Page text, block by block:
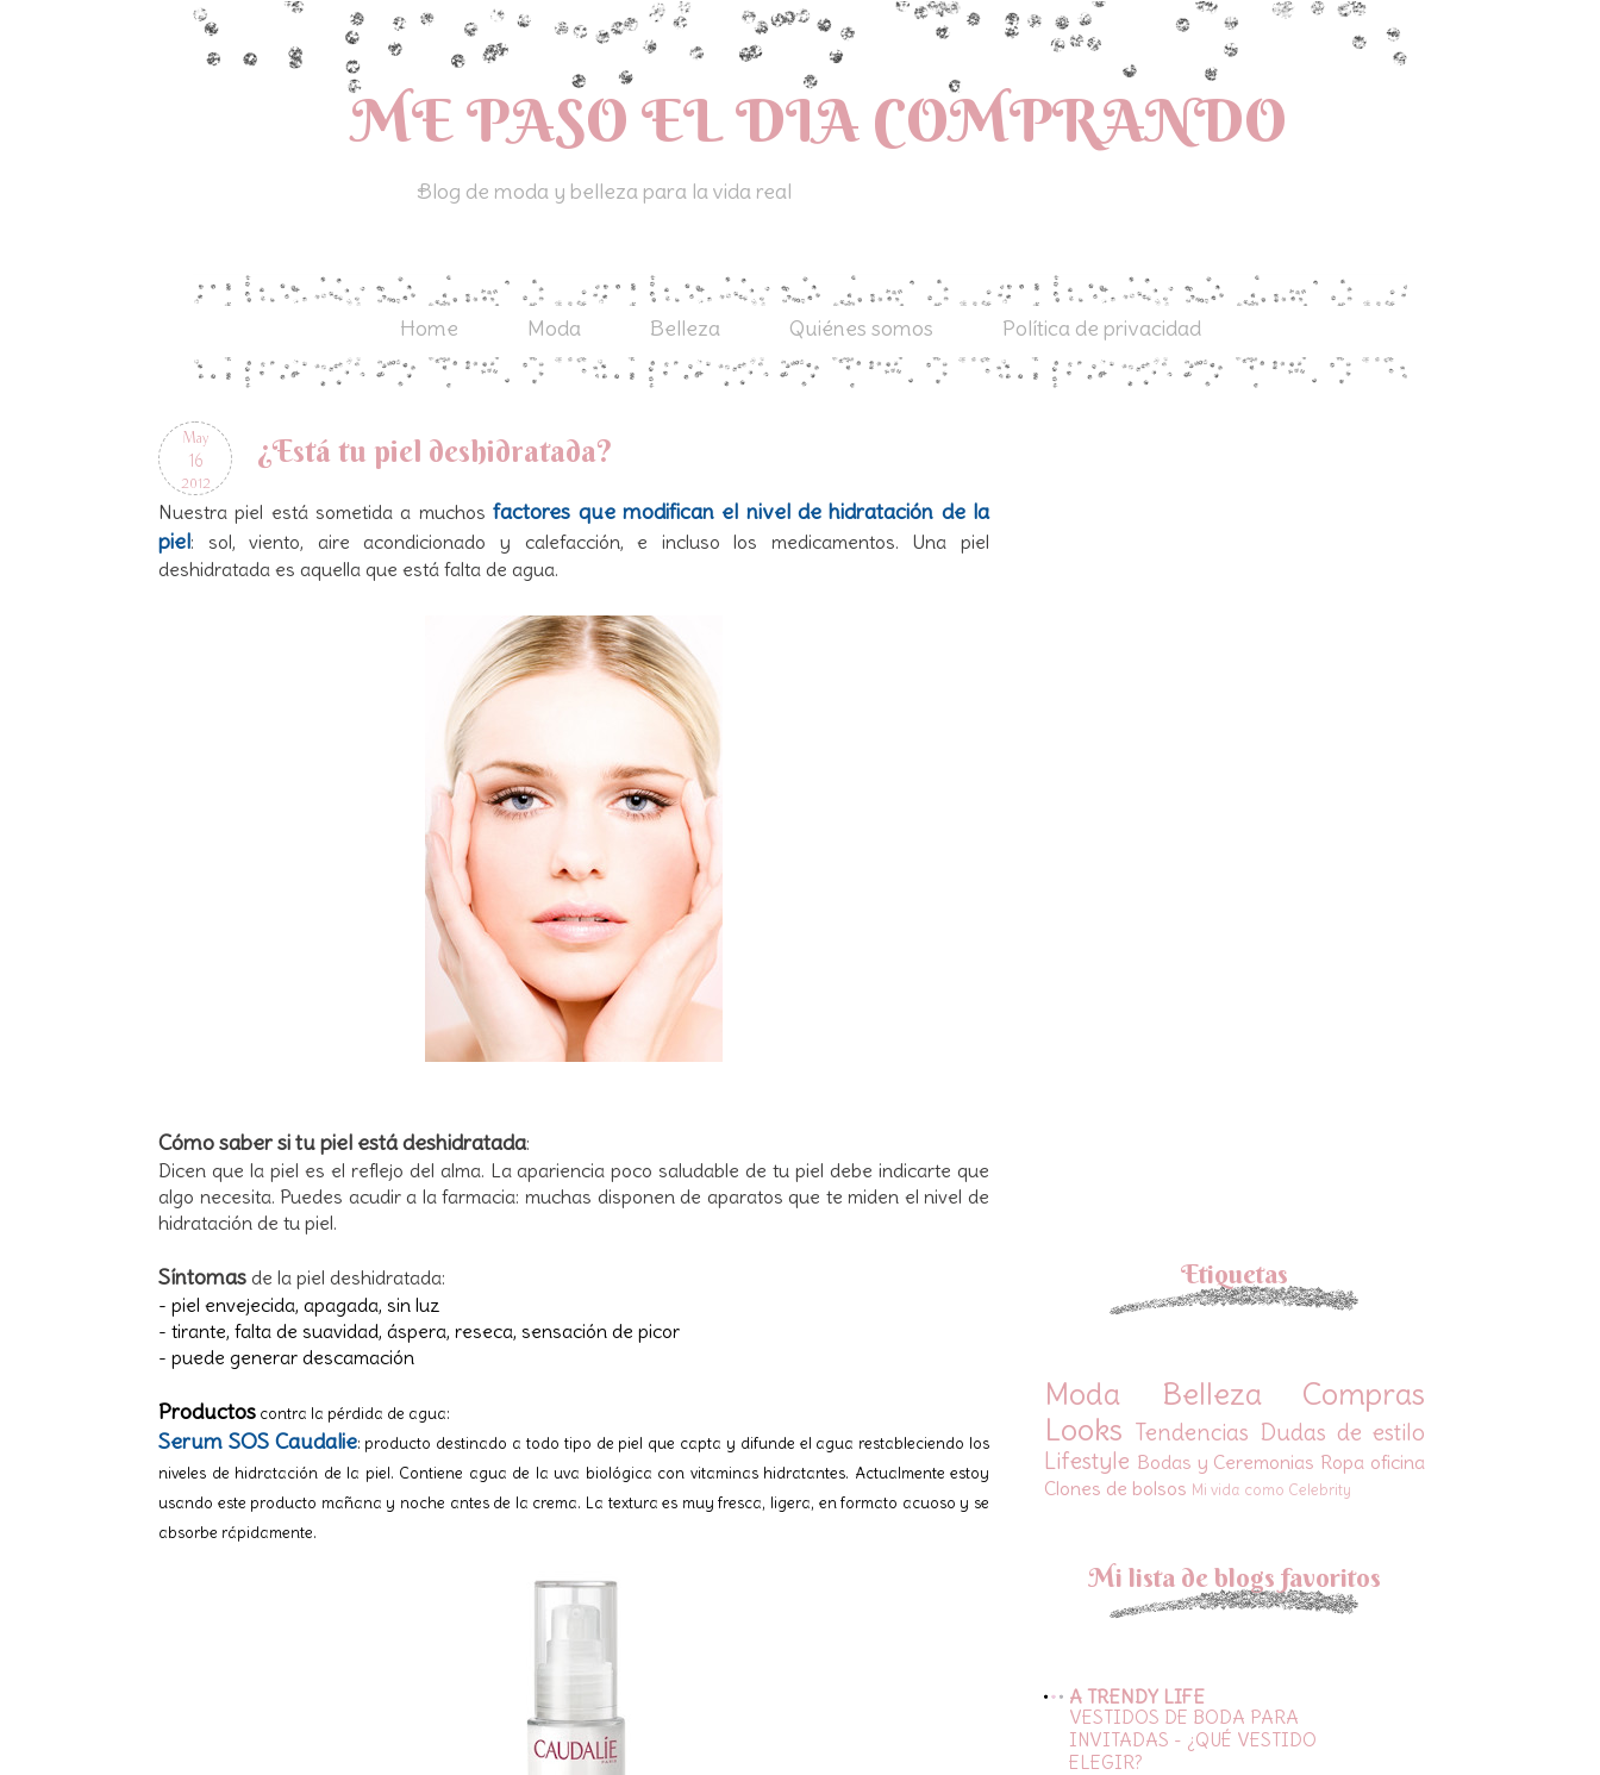
ME PASO EL DIA COMPRANDO
Blog de moda y belleza para la vida real
Home Moda Belleza Quiénes somos Política de privacidad
May
16
2012
¿Está tu piel deshidratada?
Nuestra piel está sometida a muchosfactores que modifican el nivel de hidratación de la
piel: sol, viento, aire acondicionado y calefacción, e incluso los medicamentos. Una piel
deshidratada es aquella que está falta de agua.
Cómo saber si tu piel está deshidratada:
Dicen que la piel es el reflejo del alma. La apariencia poco saludable de tu piel debe indicarte que
algo necesita. Puedes acudir a la farmacia: muchas disponen de aparatos que te miden el nivel de
hidratación de tu piel.
Síntomas de la piel deshidratada:
- piel envejecida, apagada, sin luz
- tirante, falta de suavidad, áspera, reseca, sensación de picor
- puede generar descamación
Productos contra la pérdida de agua:
Serum SOS Caudalie: producto destinado a todo tipo de piel que capta y difunde el agua restableciendo los
niveles de hidratación de la piel. Contiene agua de la uva biológica con vitaminas hidratantes. Actualmente estoy
usando este producto mañana y noche antes de la crema. La textura es muy fresca, ligera, en formato acuoso y se
absorbe rápidamente.
Etiquetas
Moda Belleza
Compras
Looks Tendencias Dudas de estilo
Lifestyle Bodas y Ceremonias Ropa oficina
Clones de bolsos Mi vida como Celebrity
Mi lista de blogs favoritos
A TRENDY LIFE
VESTIDOS DE BODA PARA
INVITADAS - ¿QUÉ VESTIDO
ELEGIR?